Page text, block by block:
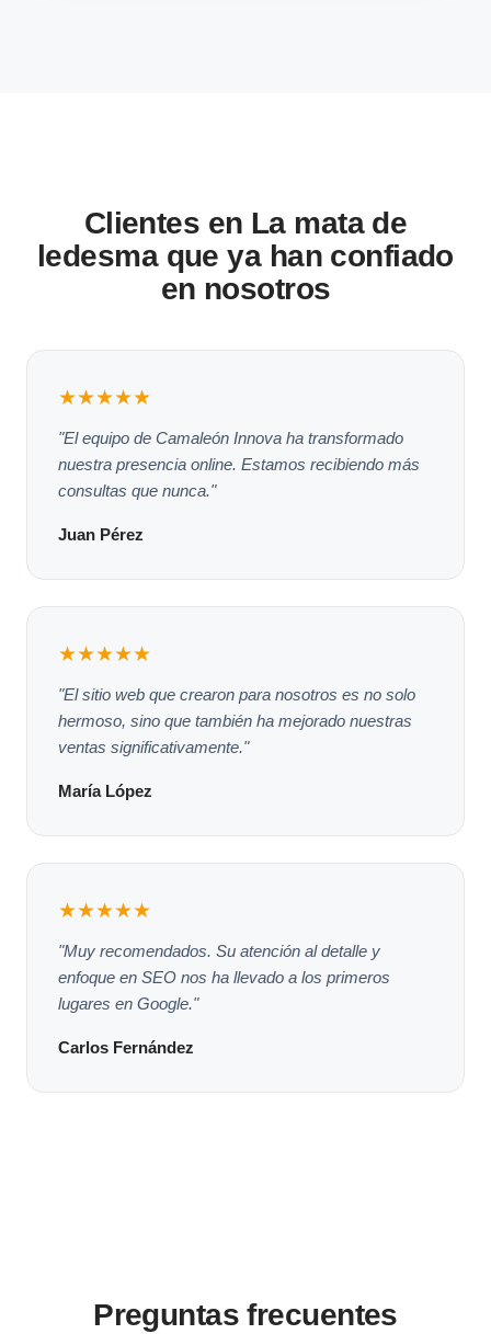
Clientes en La mata de
ledesma que ya han confiado
en nosotros
★★★★★
"El equipo de Camaleón Innova ha transformado
nuestra presencia online. Estamos recibiendo más
consultas que nunca."
Juan Pérez
★★★★★
"El sitio web que crearon para nosotros es no solo
hermoso, sino que también ha mejorado nuestras
ventas significativamente."
María López
★★★★★
"Muy recomendados. Su atención al detalle y
enfoque en SEO nos ha llevado a los primeros
lugares en Google."
Carlos Fernández
Preguntas frecuentes